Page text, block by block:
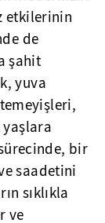
etkilerinin
de
şahit
yuva
yaşlara
bir
saadetini
sıklıkla
ve